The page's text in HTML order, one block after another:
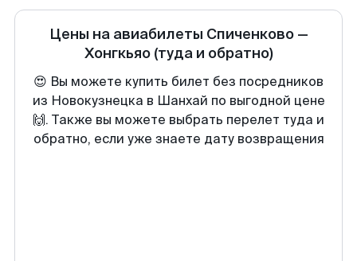
Цены на авиабилеты Спиченково—
Хонгкьяо (туда и обратно)
😍 Вы можете купить билет без посредников
из Новокузнецка в Шанхай по выгодной цене
🙌. Также вы можете выбрать перелет туда и
обратно, если уже знаете дату возвращения